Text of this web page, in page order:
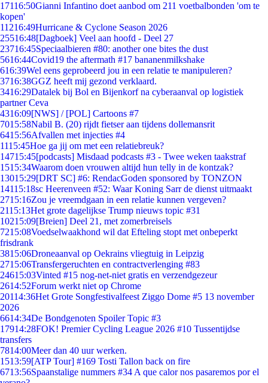
17116:50Gianni Infantino doet aanbod om 211 voetbalbonden 'om te
kopen'
11216:49Hurricane & Cyclone Season 2026
25516:48[Dagboek] Veel aan hoofd - Deel 27
23716:45Speciaalbieren #80: another one bites the dust
5616:44Covid19 the aftermath #17 bananenmilkshake
616:39Wel eens geprobeerd jou in een relatie te manipuleren?
3716:38GGZ heeft mij gezond verklaard.
3416:29Datalek bij Bol en Bijenkorf na cyberaanval op logistiek
partner Ceva
4316:09[NWS] / [POL] Cartoons #7
7015:58Nabil B. (20) rijdt fietser aan tijdens dollemansrit
6415:56Afvallen met injecties #4
1115:45Hoe ga jij om met een relatiebreuk?
14715:45[podcasts] Misdaad podcasts #3 - Twee weken taakstraf
1515:34Waarom doen vrouwen altijd hun telly in de kontzak?
13015:29[DRT SC] #6: RendacGoden sponsored by TONZON
14115:18sc Heerenveen #52: Waar Koning Sarr de dienst uitmaakt
2715:16Zou je vreemdgaan in een relatie kunnen vergeven?
2115:13Het grote dagelijkse Trump nieuws topic #31
10215:09[Breien] Deel 21, met zomerbreisels
7215:08Voedselwaakhond wil dat Efteling stopt met onbeperkt
frisdrank
3815:06Droneaanval op Oekrains vliegtuig in Leipzig
2715:06Transfergeruchten en contractverlenging #83
24615:03Vinted #15 nog-net-niet gratis en verzendgezeur
2614:52Forum werkt niet op Chrome
20114:36Het Grote Songfestivalfeest Ziggo Dome #5 13 november
2026
6614:34De Bondgenoten Spoiler Topic #3
17914:28FOK! Premier Cycling League 2026 #10 Tussentijdse
transfers
7814:00Meer dan 40 uur werken.
1513:59[ATP Tour] #169 Tosti Tallon back on fire
6713:56Spaanstalige nummers #34 A que calor nos pasaremos por el